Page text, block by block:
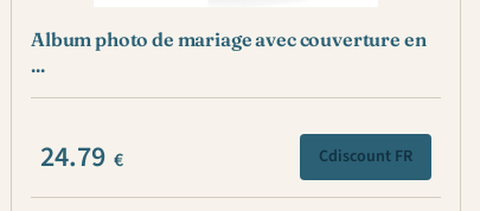
Album photo de mariage avec couverture en
...
24.79 € Cdiscount FR